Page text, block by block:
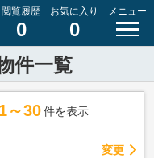
閲覧履歴
0
お気に入り
0
メニュー
件一覧
1～30 件を表示
変更